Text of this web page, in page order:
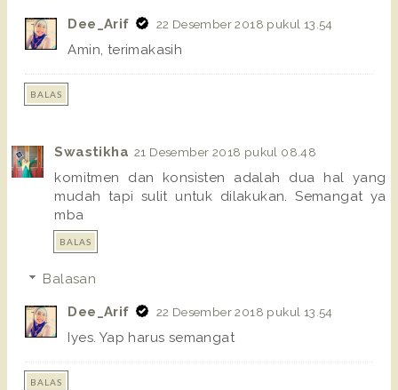
Dee_Arif 22 Desember 2018 pukul 13.54
Amin, terimakasih
BALAS
Swastikha 21 Desember 2018 pukul 08.48
komitmen dan konsisten adalah dua hal yang
mudah tapi sulit untuk dilakukan. Semangat ya
mba
BALAS
Balasan
Dee_Arif 22 Desember 2018 pukul 13.54
Iyes. Yap harus semangat
BALAS